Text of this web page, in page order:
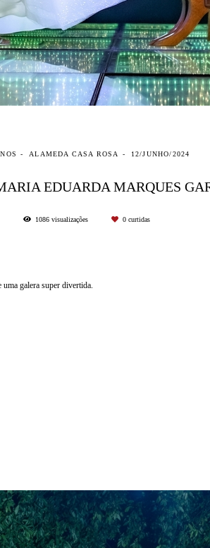
ALAMEDA CASA ROSA 12/JUNHO/2024
EDUARDA MARQUES
1086 visualizações 0 curtidas
galera super divertida.